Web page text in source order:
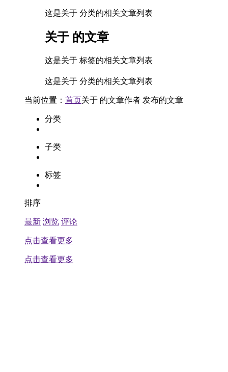
这是关于 分类的相关文章列表
关于 的文章
这是关于 标签的相关文章列表
这是关于 分类的相关文章列表
当前位置： 首页关于 的文章作者 发布的文章
分类
子类
标签
排序
最新 浏览 评论
点击查看更多
点击查看更多